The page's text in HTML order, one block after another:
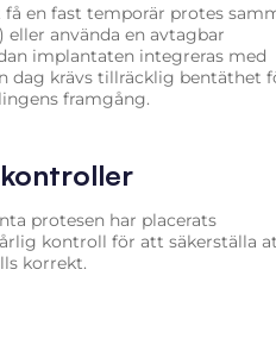
en fast temporär protes
eller använda en avtagbar
implantaten integreras med
dag krävs tillräcklig bentäthet
framgång.
protesen har placerats
kontroll för att säkerställa
korrekt.